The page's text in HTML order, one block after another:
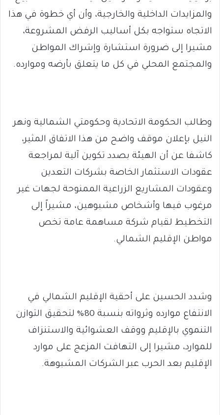
والمزايدات الداخلية والخارجية، وأن أي خطوة في هذا
الاتجاه ستواجه بكل أساليب الرفض المشروعة،
مشيرا إلى ضرورة استشارة وإشراك المواطن
والمجتمع المحلي في كل ما يتعلق بأرضه وموارده.
وطالب الحكومة الاتحادية وحكومتي الشمالية ونهر
النيل بإعلان موقف واضح من هذا الاتفاق المثير،
كاشفا عن أن الهيئة بصدد تكوين آلية لمراجعة
عقودات الاستثمار الخاصة بشركات التعدين
وعقودات المشاريع الزراعية الممنوحة لجهات غير
مرغوب فيها وأشخاص مشبوهين، مشيراً إلى
التخطيط لقيام شركة مساهمة عامة تخص
مواطن الإقليم الشمالي.
وشدد الحسين على أحقية الإقليم الشمالي في
الانتفاع موارده وثرواته بنسبة 80% لتحقيق التوازن
التنموي بالإقليم ووقف العشوائية والاستنزاف
للموارد، مشيرا إلى التهافت المزعج على موارد
الإقليم بعد الحرب عبر الشركات المشبوهة.